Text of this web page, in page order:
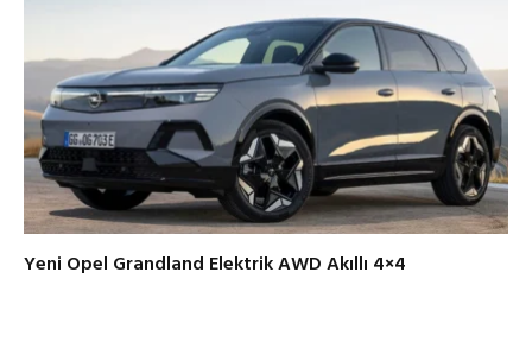
Yeni Opel Grandland Elektrik AWD Akıllı 4×4